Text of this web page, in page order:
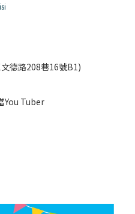
德路208巷16號B1)
You Tuber